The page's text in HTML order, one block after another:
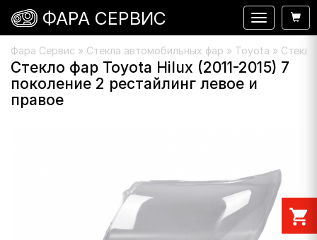
Фара Сервис » Стекла автомобильных фар » Toyota »
Стекло фар Toyota Hilux (2011-2015) 7
поколение 2 рестайлинг левое и
правое
Навигация
ФАРА СЕРВИС
shopping_cart